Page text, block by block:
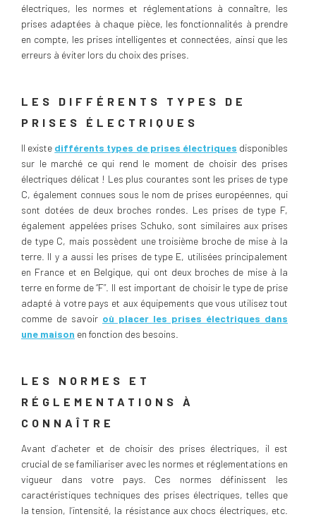
électriques, les normes et réglementations à connaître, les
prises adaptées à chaque pièce, les fonctionnalités à prendre
en compte, les prises intelligentes et connectées, ainsi que les
erreurs à éviter lors du choix des prises.
LES DIFFÉRENTS TYPES DE
PRISES ÉLECTRIQUES
Il existe différents types de prises électriques disponibles
sur le marché ce qui rend le moment de choisir des prises
électriques délicat ! Les plus courantes sont les prises de type
C, également connues sous le nom de prises européennes, qui
sont dotées de deux broches rondes. Les prises de type F,
également appelées prises Schuko, sont similaires aux prises
de type C, mais possèdent une troisième broche de mise à la
terre. Il y a aussi les prises de type E, utilisées principalement
en France et en Belgique, qui ont deux broches de mise à la
terre en forme de “F”. Il est important de choisir le type de prise
adapté à votre pays et aux équipements que vous utilisez tout
comme de savoir où placer les prises électriques dans
une maison en fonction des besoins.
LES NORMES ET
RÉGLEMENTATIONS À
CONNAÎTRE
Avant d’acheter et de choisir des prises électriques, il est
crucial de se familiariser avec les normes et réglementations en
vigueur dans votre pays. Ces normes définissent les
caractéristiques techniques des prises électriques, telles que
la tension, l’intensité, la résistance aux chocs électriques, etc.